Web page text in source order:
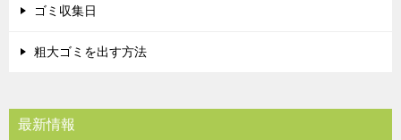
ゴミ収集日
粗大ゴミを出す方法
最新情報